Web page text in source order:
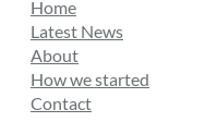
Home
Latest News
About
How we started
Contact